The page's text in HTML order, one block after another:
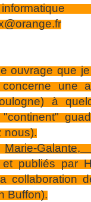
ouvrage que
concerne une
à
nous).
Marie-
publiés par
collaboration
Buffon).